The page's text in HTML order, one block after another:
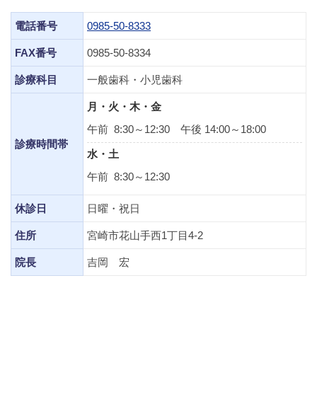
電話番号 0985-50-8333
FAX番号 0985-50-8334
診療科目 一般歯科・小児歯科
診療時間帯
月・火・木・金
午前 8:30～12:30 午後 14:00～18:00
水・土
午前 8:30～12:30
休診日 日曜・祝日
住所 宮崎市花山手西1丁目4-2
院長 吉岡 宏